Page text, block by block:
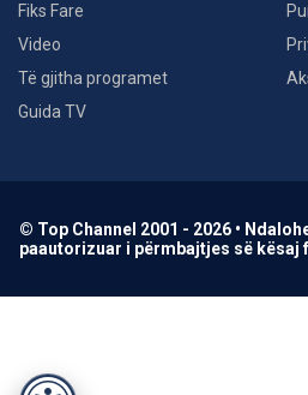
Fiks Fare
Video
Të gjitha programet
Guida TV
© Top Channel 2001 - 2026 •
paautorizuar i përmbajtjes së kësaj